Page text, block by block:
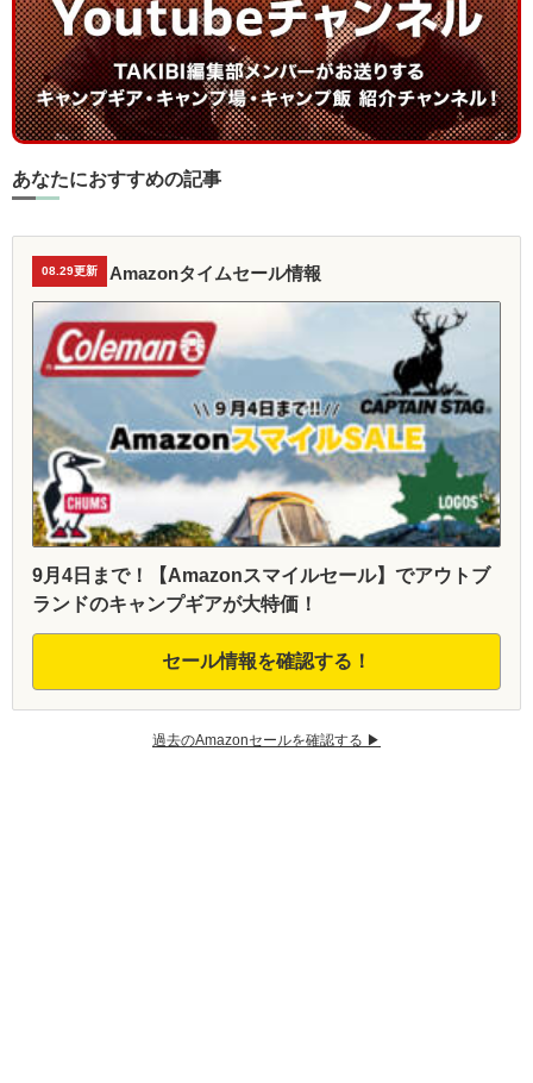
あなたにおすすめの記事
08.29更新 Amazonタイムセール情報
9月4日まで！【Amazonスマイルセール】でアウトブ
ランドのキャンプギアが大特価！
セール情報を確認する！
過去のAmazonセールを確認する ▶︎